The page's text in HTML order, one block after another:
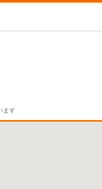
ます